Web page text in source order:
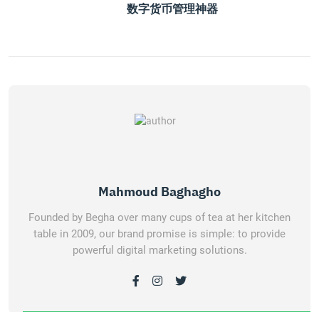
数字货币管理神器
Mahmoud Baghagho
Founded by Begha over many cups of tea at her kitchen
table in 2009, our brand promise is simple: to provide
powerful digital marketing solutions.